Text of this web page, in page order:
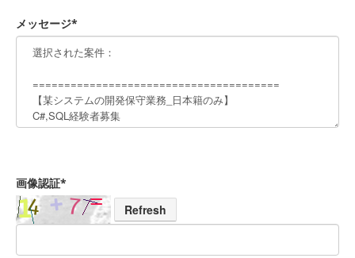
メッセージ*
画像認証*
Refresh